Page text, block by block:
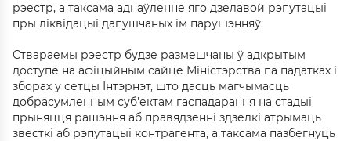
рэестр, а таксама аднаўленне яго дзелавой рэпутацыі
пры ліквідацыі дапушчаных ім парушэнняў.
Ствараемы рэестр будзе размешчаны ў адкрытым
доступе на афіцыйным сайце Міністэрства па падатках і
зборах у сетцы Інтэрнэт, што дасць магчымасць
добрасумленным суб'ектам гаспадарання на стадыі
прыняцця рашэння аб правядзенні здзелкі атрымаць
звесткі аб рэпутацыі контрагента, а таксама пазбегнуць